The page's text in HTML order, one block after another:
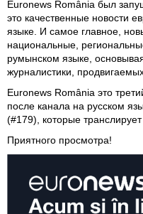
Euronews România был
это качественные новости
языке. И самое главное,
национальные,
румынском языке,
журналистики,
Euronews România это
после канала на русском
(#179), которые
Приятного просмотра!